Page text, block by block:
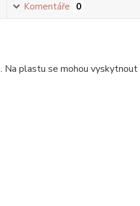
Komentáře 0
plastu se mohou vyskytnout